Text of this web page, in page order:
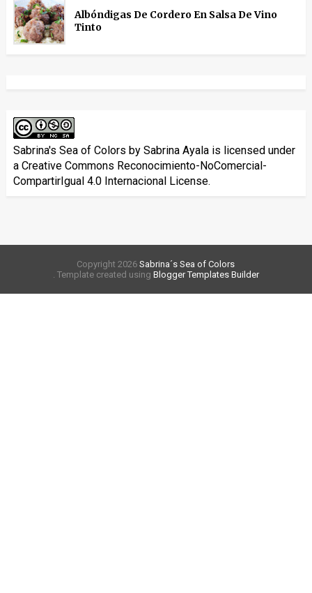
Albóndigas De Cordero En Salsa De Vino
Tinto
Sabrina's Sea of Colors by Sabrina Ayalais licensed under
a Creative Commons Reconocimiento-NoComercial-
CompartirIgual 4.0 Internacional License.
Copyright2026 Sabrina´s Sea of Colors
. Template created using Blogger Templates Builder